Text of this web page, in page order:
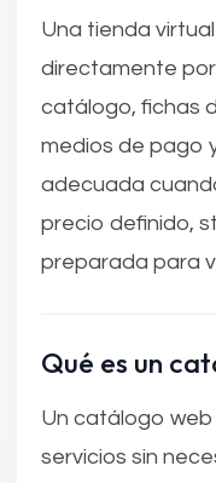
Una tienda
directamente
catálogo, fichas
medios de pago
adecuada
precio definido,
preparada para
Qué es un
Un catálogo
servicios sin